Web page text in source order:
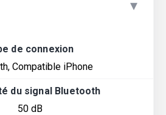
▾
de connexion
Compatible iPhone
du signal Bluetooth
50 dB